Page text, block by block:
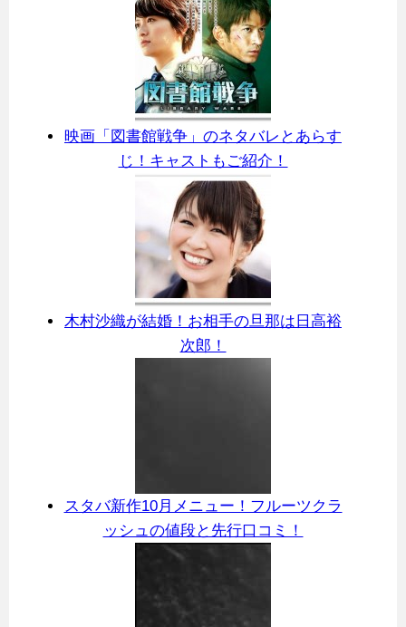
映画「図書館戦争」のネタバレとあらす
じ！キャストもご紹介！
木村沙織が結婚！お相手の旦那は日高裕
次郎！
スタバ新作10月メニュー！フルーツクラ
ッシュの値段と先行口コミ！